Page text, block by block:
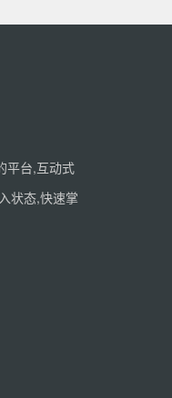
平台,互动式
状态,快速掌